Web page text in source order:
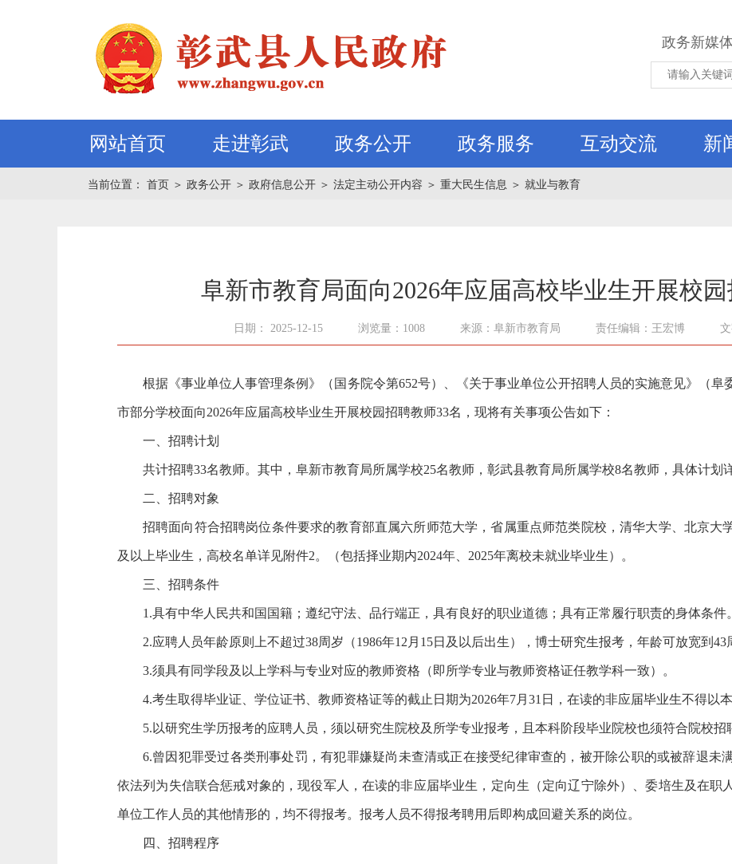
政务新媒
网站首页 走进彰武 政务公开 政务服务 互动交流 新
当前位置： 首页 ＞ 政务公开 ＞ 政府信息公开 ＞ 法定主动公开内容 ＞ 重大民生信息 ＞ 就业与教育
阜新市教育局面向2026年应届高校毕业生开展校
日期： 2025-12-15 浏览量：1008 来源：阜新市教育局 责任编辑：王宏博
根据《事业单位人事管理条例》（国务院令第652号）、《关于事业单位公开招聘人员的实施意见》（阜
市部分学校面向2026年应届高校毕业生开展校园招聘教师33名，现将有关事项公告如下：
一、招聘计划
共计招聘33名教师。其中，阜新市教育局所属学校25名教师，彰武县教育局所属学校8名教师，具体计划
二、招聘对象
招聘面向符合招聘岗位条件要求的教育部直属六所师范大学，省属重点师范类院校，清华大学、北京大
及以上毕业生，高校名单详见附件2。（包括择业期内2024年、2025年离校未就业毕业生）。
三、招聘条件
1.具有中华人民共和国国籍；遵纪守法、品行端正，具有良好的职业道德；具有正常履行职责的身体条件。
2.应聘人员年龄原则上不超过38周岁（1986年12月15日及以后出生），博士研究生报考，年龄可放宽到43
3.须具有同学段及以上学科与专业对应的教师资格（即所学专业与教师资格证任教学科一致）。
4.考生取得毕业证、学位证书、教师资格证等的截止日期为2026年7月31日，在读的非应届毕业生不得以本
5.以研究生学历报考的应聘人员，须以研究生院校及所学专业报考，且本科阶段毕业院校也须符合院校招
6.曾因犯罪受过各类刑事处罚，有犯罪嫌疑尚未查清或正在接受纪律审查的，被开除公职的或被辞退未
依法列为失信联合惩戒对象的，现役军人，在读的非应届毕业生，定向生（定向辽宁除外）、委培生及在职
单位工作人员的其他情形的，均不得报考。报考人员不得报考聘用后即构成回避关系的岗位。
四、招聘程序